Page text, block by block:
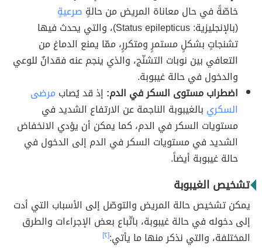
خاصّةً في حال معاناة المريض من حالةٍ صرعيةٍ
(بالإنجليزية: Status epilepticus)، والتي يحدث فيها
تشنجاتٍ بشكلٍ مستمرٍ ومتكررٍ، ممّا يمنع الدماغ من
التعافي بين نوبات التشنّج، والذي ينجم عنه فقدانٌ للوعي
والدخول في حالة غيبوبة.
اضطراب مستوى السكر في الدم: إذ قد يُصاب مرضى
السكري بالغيبوبة الناجمة عن الارتفاع الشديد في
مستويات السكر في الدم، كما يمكن أن يؤدي الانخفاض
الشديد في مستويات السكر في الدم إلى الدخول في
حالة غيبوبة أيضاً.
تشخيص الغيبوبة
يمكن تشخيص حالة المريض والتوصّل إلى الأسباب التي أدت
إلى دخوله في حالة غيبوبة، باتّباع بعض الإجراءات والطرق
المختلفة، والتي نذكر منها ما يأتي:[٢]